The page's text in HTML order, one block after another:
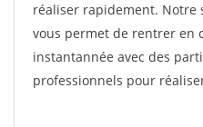
réaliser rapidement. Notre
vous permet de rentrer en
instantannée avec des
professionnels pour